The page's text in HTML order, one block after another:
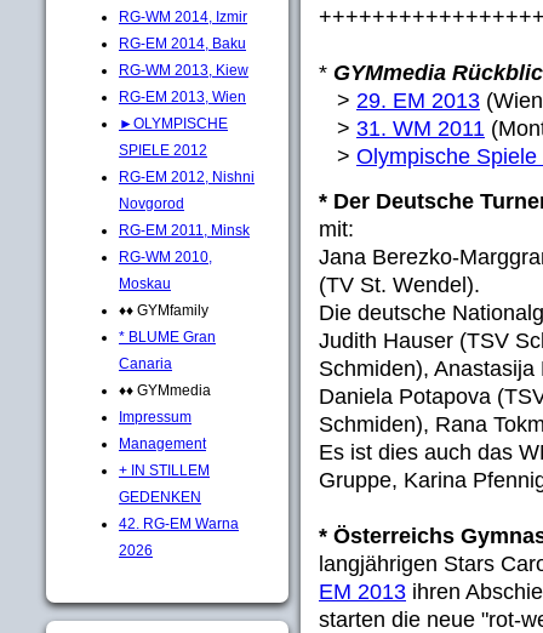
RG-WM 2014, Izmir
RG-EM 2014, Baku
RG-WM 2013, Kiew
RG-EM 2013, Wien
►OLYMPISCHE
SPIELE 2012
RG-EM 2012, Nishni
Novgorod
RG-EM 2011, Minsk
RG-WM 2010,
Moskau
♦♦ GYMfamily
* BLUME Gran
Canaria
♦♦ GYMmedia
Impressum
Management
+ IN STILLEM
GEDENKEN
42. RG-EM Warna
2026
* GYMmedia
> 29. EM 2013
> 31. WM 2011
> Olympische Spiele
* Der Deutsche
mit:
Jana Berezko-
(TV St. Wendel).
Die deutsche
Judith Hauser (TSV
Schmiden),
Daniela Potapova
Schmiden), Rana
Es ist dies auch das
Gruppe, Karina
* Österreichs
langjährigen Stars
EM 2013 ihren
starten die neue "rot-